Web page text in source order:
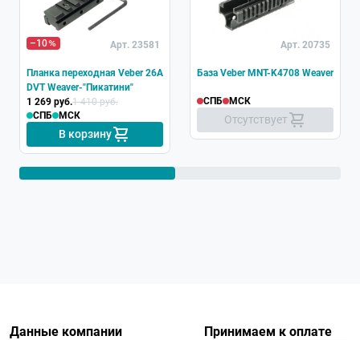
–10 Арт. 23581
Планка переходная Veber 26A
DVT Weaver-"Пикатини"
1 269 руб.1 410 руб.
СПБ
МСК
В корзину
Арт. 20735
База Veber MNT-K4708 Weaver
СПБ МСК
Отсутствует
Данные компании Принимаем к оплате